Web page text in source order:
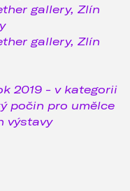
gallery, Zlín
gallery, Zlín
2019 - v kategorii
počin pro umělce
výstavy